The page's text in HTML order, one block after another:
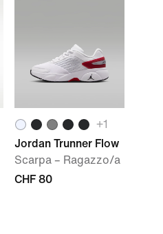
+1
Jordan Trunner Flow
Scarpa – Ragazzo/a
CHF 80